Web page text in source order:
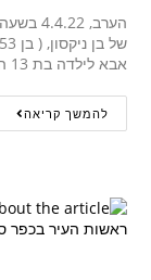
אבא לילדה בת 13 המתפרנס מעיסוקו, אהבתו לצילום.…
להמשך קריאה